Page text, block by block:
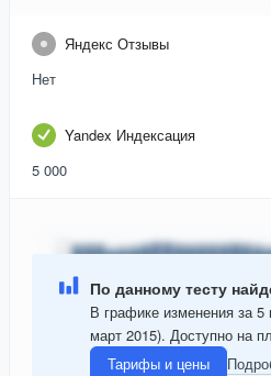
Яндекс Отзывы
Нет
Yandex Индексация
5 000
По данному тесту
В графике изменения за 5
март 2015). Доступно на
Тарифы и цены